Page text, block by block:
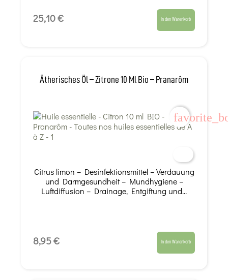
25,10 € In den Warenkorb
Ätherisches Öl – Zitrone 10 Ml Bio – Pranarôm
Citrus limon – Desinfektionsmittel – Verdauung
und Darmgesundheit – Mundhygiene –
Luftdiffusion – Drainage, Entgiftung und...
8,95 € In den Warenkorb